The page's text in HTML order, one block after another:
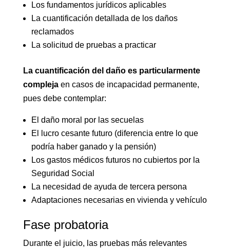
Los fundamentos jurídicos aplicables
La cuantificación detallada de los daños
reclamados
La solicitud de pruebas a practicar
La cuantificación del daño es particularmente
complejaen casos de incapacidad permanente,
pues debe contemplar:
El daño moral por las secuelas
El lucro cesante futuro (diferencia entre lo que
podría haber ganado y la pensión)
Los gastos médicos futuros no cubiertos por la
Seguridad Social
La necesidad de ayuda de tercera persona
Adaptaciones necesarias en vivienda y vehículo
Fase probatoria
Durante el juicio, las pruebas más relevantes